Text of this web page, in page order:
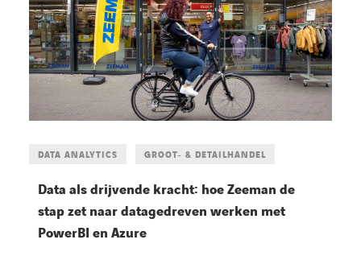
DATA ANALYTICS GROOT- & DETAILHANDEL
Data als drijvende kracht: hoe Zeeman de
stap zet naar datagedreven werken met
PowerBI en Azure